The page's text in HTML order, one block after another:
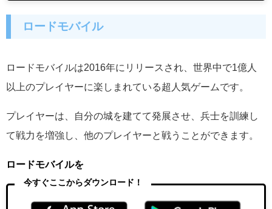
ロードモバイル
ロードモバイルは2016年にリリースされ、世界中で1億人
以上のプレイヤーに楽しまれている超人気ゲームです。
プレイヤーは、自分の城を建てて発展させ、兵士を訓練し
て戦力を増強し、他のプレイヤーと戦うことができます。
ロードモバイルを
今すぐここからダウンロード！